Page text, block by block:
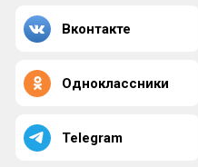
Вконтакте
Одноклассники
Telegram